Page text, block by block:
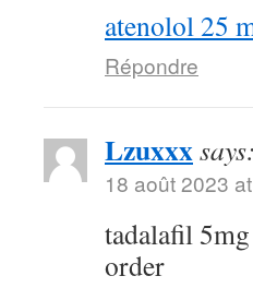
atenolol 25
Répondre
Lzuxxxsays:
18 août 2023
tadalafil
order